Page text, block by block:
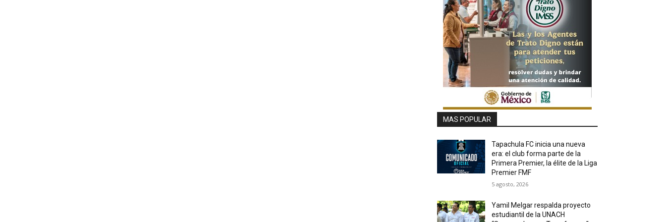
MAS POPULAR
Tapachula FC inicia una nueva
era: el club forma parte de la
Primera Premier, la élite de la Liga
Premier FMF
5 agosto, 2026
Yamil Melgar respalda proyecto
estudiantil de la UNACH